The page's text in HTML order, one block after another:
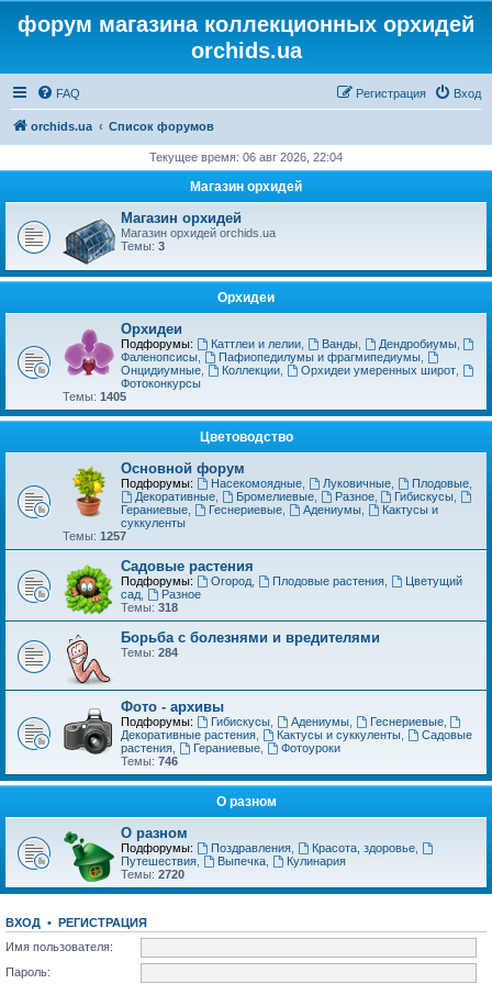
форум магазина коллекционных орхидей
orchids.ua
FAQ Вход
Регистрация
orchids.ua Список форумов
Текущее время: 06 авг 2026, 22:04
Магазин орхидей
Магазин орхидей
Магазин орхидей orchids.ua
Темы: 3
Орхидеи
Орхидеи
Подфорумы: Каттлеи и лелии, Ванды, Дендробиумы,
Фаленопсисы
Пафиопедилумы и фрагмипедиумы,
Онцидиумные
Коллекции, Орхидеи умеренных широт,
Фотоконкурсы
Темы: 1405
Цветоводство
Основной форум
Подфорумы: Насекомоядные, Луковичные, Плодовые,
Декоративные, Бромелиевые, Разное, Гибискусы
Гераниевые
Геснериевые, Адениумы,
Кактусы и
суккуленты
Темы: 1257
Садовые растения
Подфорумы: Огород, Плодовые растения,
Цветущий
сад
Разное
Темы: 318
Борьба с болезнями и вредителями
Темы: 284
Фото - архивы
Подфорумы: Гибискусы, Адениумы, Геснериевые,
Декоративные растения
Кактусы и суккуленты,
Садовые
растения
Гераниевые,
Фотоуроки
Темы: 746
О разном
О разном
Подфорумы: Поздравления, Красота, здоровье,
Путешествия
Выпечка,
Кулинария
Темы: 2720
ВХОД • РЕГИСТРАЦИЯ
Имя пользователя:
Пароль: